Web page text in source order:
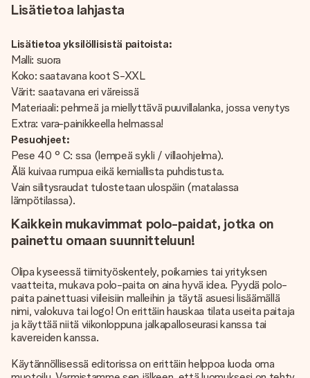
Lisätietoa lahjasta
Lisätietoa yksilöllisistä paitoista:
Malli: suora
Koko: saatavana koot S-XXL
Värit: saatavana eri väreissä
Materiaali: pehmeä ja miellyttävä puuvillalanka, jossa venytys
Extra: vara-painikkeella helmassa!
Pesuohjeet:
Pese 40 ° C: ssa (lempeä sykli / villaohjelma).
Älä kuivaa rumpua eikä kemiallista puhdistusta.
Vain silitysraudat tulostetaan ulospäin (matalassa
lämpötilassa).
Kaikkein mukavimmat polo-paidat, jotka on
painettu omaan suunnitteluun!
Olipa kyseessä tiimityöskentely, poikamies tai yrityksen
vaatteita, mukava polo-paita on aina hyvä idea. Pyydä polo-
paita painettuasi viileisiin malleihin ja täytä asuesi lisäämällä
nimi, valokuva tai logo! On erittäin hauskaa tilata useita paitaja
ja käyttää niitä viikonloppuna jalkapalloseurasi kanssa tai
kavereiden kanssa.
Käytännöllisessä editorissa on erittäin helppoa luoda oma